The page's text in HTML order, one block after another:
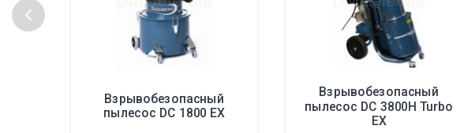
Взрывобезопасный
пылесос DC 1800 EX
Взрывобезопасный
пылесос DC 3800H Turbo
EX